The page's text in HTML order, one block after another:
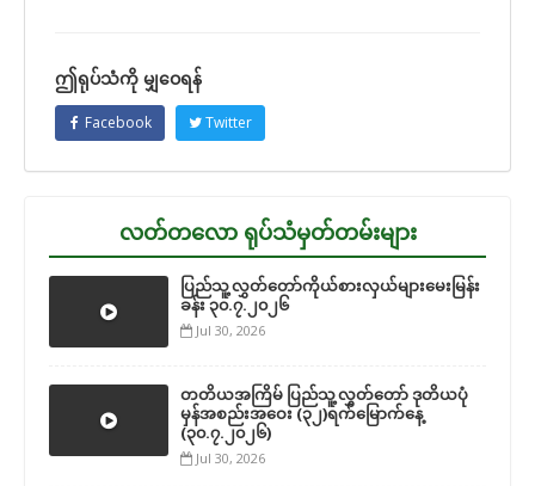
ဤရုပ်သံကို မျှဝေရန်
Facebook Twitter
လတ်တလော ရုပ်သံမှတ်တမ်းများ
ပြည်သူ့လွှတ်တော်ကိုယ်စားလှယ်များမေးမြန်း
ခန်း ၃၀.၇.၂၀၂၆
Jul 30, 2026
တတိယအကြိမ် ပြည်သူ့လွှတ်တော် ဒုတိယပုံ
မှန်အစည်းအဝေး (၃၂)ရက်မြောက်နေ့
(၃၀.၇.၂၀၂၆)
Jul 30, 2026